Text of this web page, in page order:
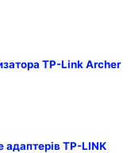
TP-Link Archer
TP-LINK